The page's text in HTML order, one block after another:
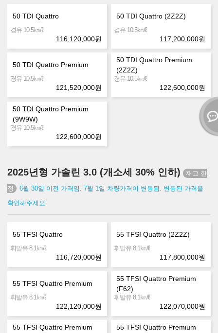
50 TDI Quattro
경유 10.5㎞/ℓ
116,120,000원
50 TDI Quattro (2Z2Z)
경유 10.5㎞/ℓ
117,200,000원
50 TDI Quattro Premium
경유 10.5㎞/ℓ
121,520,000원
50 TDI Quattro Premium
(2Z2Z)
경유 10.5㎞/ℓ
122,600,000원
50 TDI Quattro Premium
(9W9W)
경유 10.5㎞/ℓ
122,600,000원
2025년형 가솔린 3.0 (개소세 30% 인하)
6월 30일 이전 가격임. 7월 1일 차량가격이 변동됨. 변동된 가격을
확인해주세요.
55 TFSI Quattro
휘발유 8.1㎞/ℓ
116,720,000원
55 TFSI Quattro (2Z2Z)
휘발유 8.1㎞/ℓ
117,800,000원
55 TFSI Quattro Premium
휘발유 8.1 ㎞/ℓ
122,120,000원
55 TFSI Quattro Premium
(F62)
휘발유 8.1 ㎞/ℓ
122,070,000원
55 TFSI Quattro Premium
55 TFSI Quattro Premium